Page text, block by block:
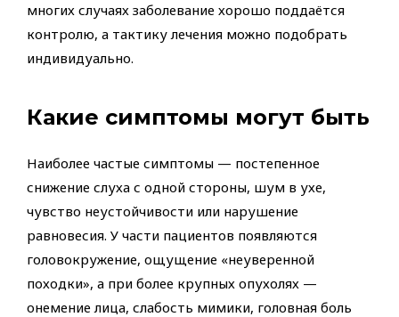
многих случаях заболевание хорошо поддаётся
контролю, а тактику лечения можно подобрать
индивидуально.
Какие симптомы могут быть
Наиболее частые симптомы — постепенное
снижение слуха с одной стороны, шум в ухе,
чувство неустойчивости или нарушение
равновесия. У части пациентов появляются
головокружение, ощущение «неуверенной
походки», а при более крупных опухолях —
онемение лица, слабость мимики, головная боль